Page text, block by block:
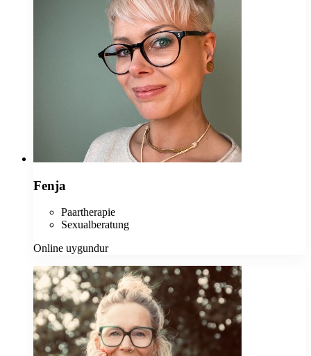
Fenja
Paartherapie
Sexualberatung
Online uygundur